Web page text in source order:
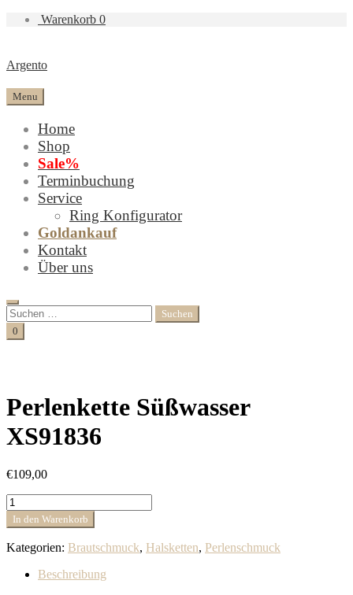
Warenkorb 0
Argento
Menu
Home
Shop
Sale%
Terminbuchung
Service
Ring Konfigurator
Goldankauf
Kontakt
Über uns
Search
Suchen
nach:
Cart
0
Perlenkette Süßwasser
XS91836
€109,00
Perlenkette
Süßwasser
XS91836
Menge
In den Warenkorb
Kategorien: Brautschmuck, Halsketten, Perlenschmuck
Beschreibung